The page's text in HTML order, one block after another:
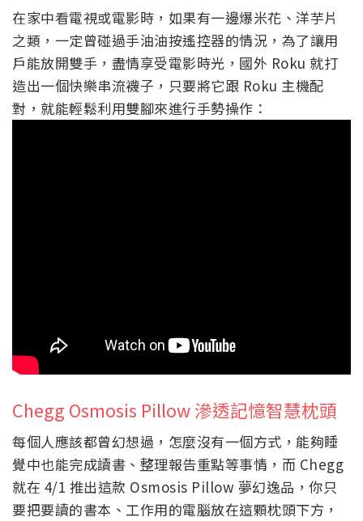
在家中看電視或電影時，如果有一邊爆米花、洋芋片
之類，一定曾碰過手油油按遙控器的情況，為了讓用
戶能放開雙手，盡情享受電影時光，國外 Roku 就打
造出一個快樂串流襪子，只要將它跟 Roku 主機配
對，就能輕鬆利用雙腳來進行手勢操作：
Chegg Osmosis Pillow 滲透記憶智慧枕頭
每個人應該都曾幻想過，怎麼沒有一個方式，能夠睡
覺中也能完成讀書、整理報告重點等事情，而 Chegg
就在 4/1 推出這款 Osmosis Pillow 夢幻逸品，你只
要把要讀的書本、工作用的電腦放在這顆枕頭下方，